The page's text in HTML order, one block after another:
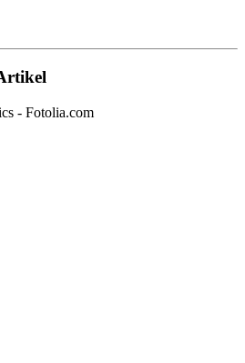
- Fotolia.com